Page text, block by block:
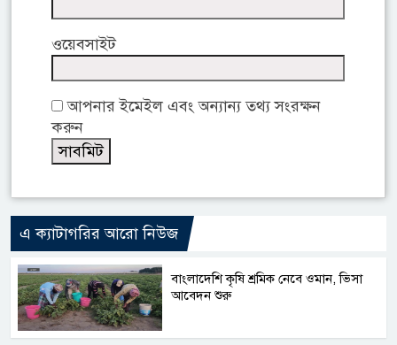
ওয়েবসাইট
আপনার ইমেইল এবং অন্যান্য তথ্য সংরক্ষন
করুন
এ ক্যাটাগরির আরো নিউজ
বাংলাদেশি কৃষি শ্রমিক নেবে ওমান, ভিসা
আবেদন শুরু